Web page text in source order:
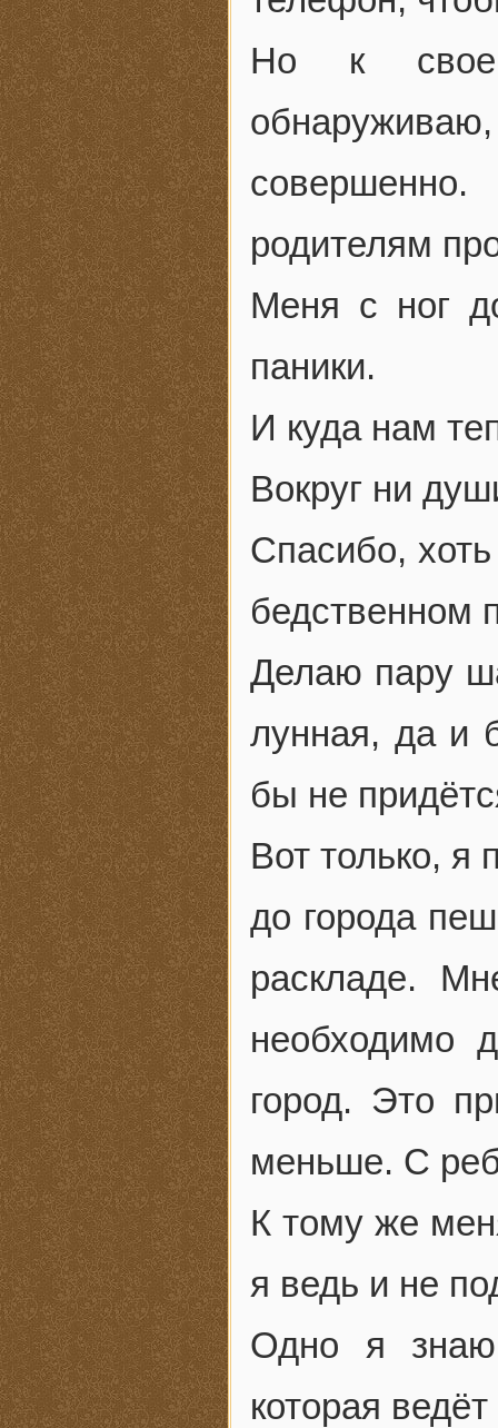
Но к
родителям
Меня с ног
паники.
И куда нам
Вокруг ни
Спасибо,
бедственном
Делаю пару
лунная, да и
бы не
Вот только, я
до города
раскладе.
необходимо
город. Это
меньше. С
К тому же
я ведь и не
Одно я знаю
которая